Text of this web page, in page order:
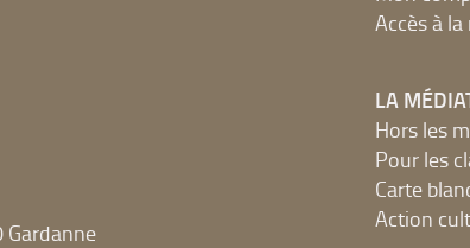
Gardanne
Accès à
LA
Hors les
Pour les
Carte
Action